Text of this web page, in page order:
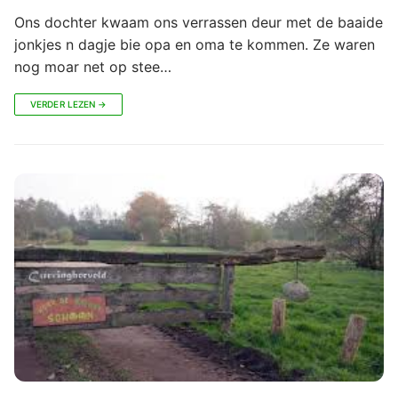
Ons dochter kwaam ons verrassen deur met de baaide
jonkjes n dagje bie opa en oma te kommen. Ze waren
nog moar net op stee…
VERDER LEZEN →